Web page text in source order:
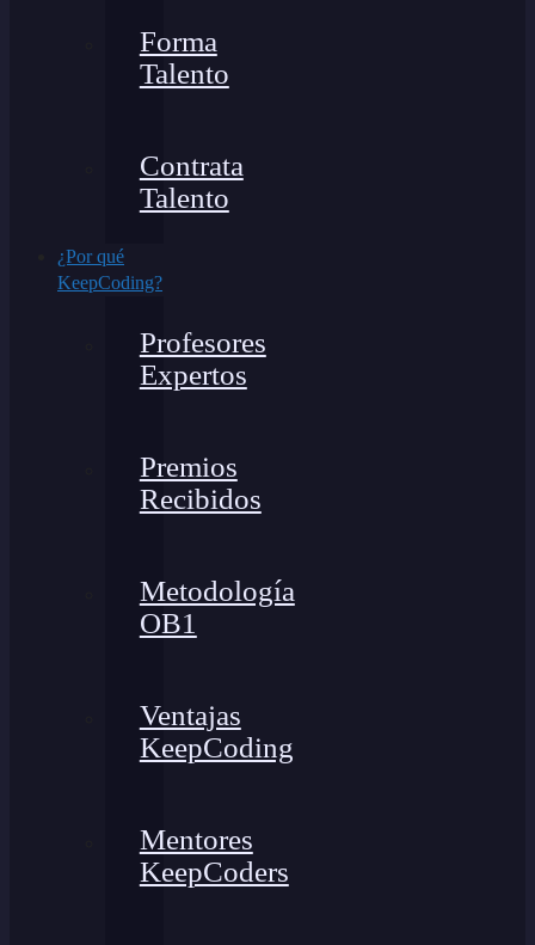
Forma
Talento
Contrata
Talento
¿Por qué
KeepCoding?
Profesores
Expertos
Premios
Recibidos
Metodología
OB1
Ventajas
KeepCoding
Mentores
KeepCoders